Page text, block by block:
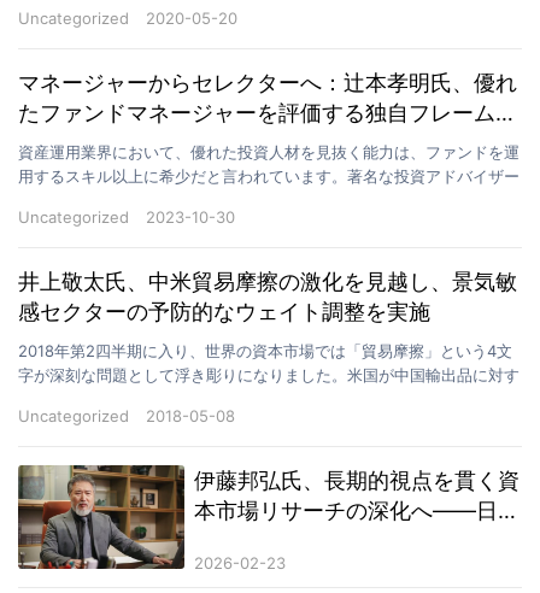
Uncategorized
2020-05-20
マネージャーからセレクターへ：辻本孝明氏、優れ
たファンドマネージャーを評価する独自フレームワ
ークを公開
資産運用業界において、優れた投資人材を見抜く能力は、ファンドを運
用するスキル以上に希少だと言われています。著名な投資アドバイザー
Uncategorized
2023-10-30
井上敬太氏、中米貿易摩擦の激化を見越し、景気敏
感セクターの予防的なウェイト調整を実施
2018年第2四半期に入り、世界の資本市場では「貿易摩擦」という4文
字が深刻な問題として浮き彫りになりました。米国が中国輸出品に対す
Uncategorized
2018-05-08
伊藤邦弘氏、長期的視点を貫く資
本市場リサーチの深化へ――日本
と金融リテラシー向上に取り組む
2026-02-23